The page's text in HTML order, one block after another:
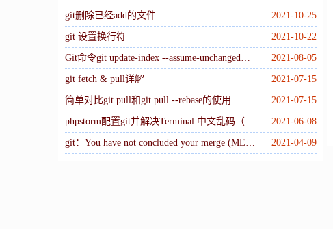
2021-10-25
git删除已经add的文件
2021-10-22
git 设置换行符
2021-08-05
Git命令git update-index --assume-unchanged，忽略不想提交的文件（忽略跟踪）
2021-07-15
git fetch & pull详解
2021-07-15
简单对比git pull和git pull --rebase的使用
2021-06-08
phpstorm配置git并解决Terminal 中文乱码（Unicode 编码）的方法
2021-04-09
git：You have not concluded your merge (MERGE_HEAD exists)